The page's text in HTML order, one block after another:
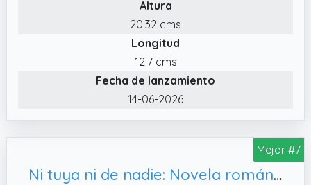
Altura
20.32 cms
Longitud
12.7 cms
Fecha de lanzamiento
14-06-2026
Mejor #7
Ni tuya ni de nadie: Novela romántica histórica en Escocia: 4 (Los Cuervos de Perthshire)